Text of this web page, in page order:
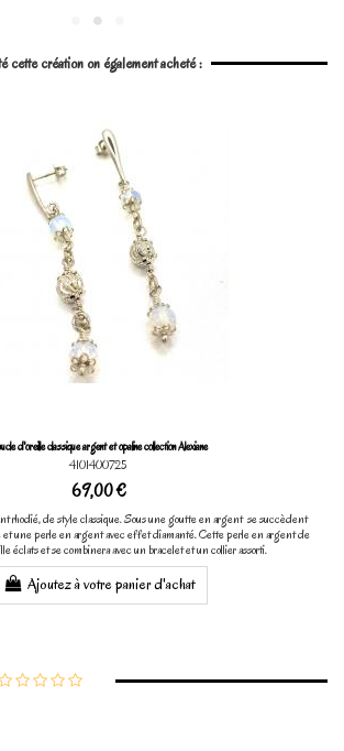
cette création on également acheté :
d'oreille classique argent et opaline collection Alexiane
4101400725
69,00 €
rhodié, de style classique. Sous une goutte en argent se succèdent
une perle en argent avec effet diamanté. Cette perle en argent de
éclats et se combinera avec un bracelet et un collier assorti.
Ajoutez à votre panier d'achat